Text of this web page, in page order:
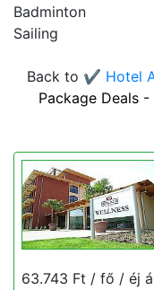
Badminton
Sailing
Back to ✔️ Hotel
Package Deals
63.743 Ft / fő / éj